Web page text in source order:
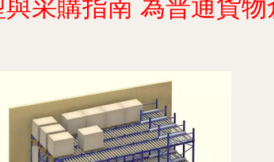
采購指南 為普通貨